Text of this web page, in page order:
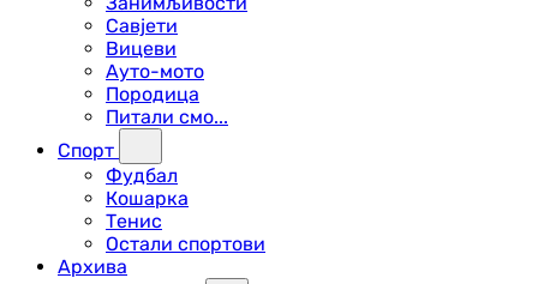
Савјети
Вицеви
Ауто-мото
Породица
Питали смо...
Спорт
Фудбал
Кошарка
Тенис
Остали спортови
Архива